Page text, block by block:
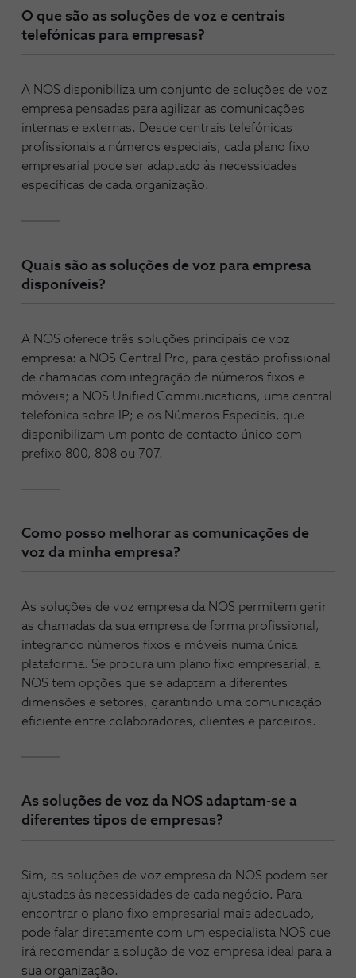
O que são as soluções de voz e centrais
telefónicas para empresas?
A NOS disponibiliza um conjunto de soluções de voz
empresa pensadas para agilizar as comunicações
internas e externas. Desde centrais telefónicas
profissionais a números especiais, cada plano fixo
empresarial pode ser adaptado às necessidades
específicas de cada organização.
Quais são as soluções de voz para empresa
disponíveis?
A NOS oferece três soluções principais de voz
empresa: a NOS Central Pro, para gestão profissional
de chamadas com integração de números fixos e
móveis; a NOS Unified Communications, uma central
telefónica sobre IP; e os Números Especiais, que
disponibilizam um ponto de contacto único com
prefixo 800, 808 ou 707.
Como posso melhorar as comunicações de
voz da minha empresa?
As soluções de voz empresa da NOS permitem gerir
as chamadas da sua empresa de forma profissional,
integrando números fixos e móveis numa única
plataforma. Se procura um plano fixo empresarial, a
NOS tem opções que se adaptam a diferentes
dimensões e setores, garantindo uma comunicação
eficiente entre colaboradores, clientes e parceiros.
As soluções de voz da NOS adaptam-se a
diferentes tipos de empresas?
Sim, as soluções de voz empresa da NOS podem ser
ajustadas às necessidades de cada negócio. Para
encontrar o plano fixo empresarial mais adequado,
pode falar diretamente com um especialista NOS que
irá recomendar a solução de voz empresa ideal para a
sua organização.